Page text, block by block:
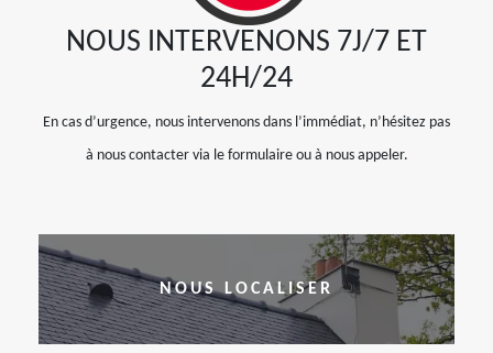
NOUS INTERVENONS 7J/7 ET
24H/24
En cas d’urgence, nous intervenons dans l’immédiat, n’hésitez pas
à nous contacter via le formulaire ou à nous appeler.
NOUS LOCALISER